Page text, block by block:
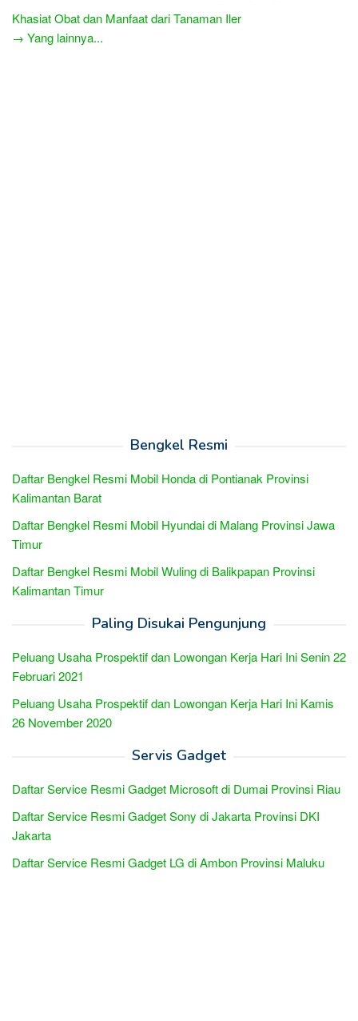
Khasiat Obat dan Manfaat dari Tanaman Iler
→ Yang lainnya...
Bengkel Resmi
Daftar Bengkel Resmi Mobil Honda di Pontianak Provinsi
Kalimantan Barat
Daftar Bengkel Resmi Mobil Hyundai di Malang Provinsi Jawa
Timur
Daftar Bengkel Resmi Mobil Wuling di Balikpapan Provinsi
Kalimantan Timur
Paling Disukai Pengunjung
Peluang Usaha Prospektif dan Lowongan Kerja Hari Ini Senin 22
Februari 2021
Peluang Usaha Prospektif dan Lowongan Kerja Hari Ini Kamis
26 November 2020
Servis Gadget
Daftar Service Resmi Gadget Microsoft di Dumai Provinsi Riau
Daftar Service Resmi Gadget Sony di Jakarta Provinsi DKI
Jakarta
Daftar Service Resmi Gadget LG di Ambon Provinsi Maluku